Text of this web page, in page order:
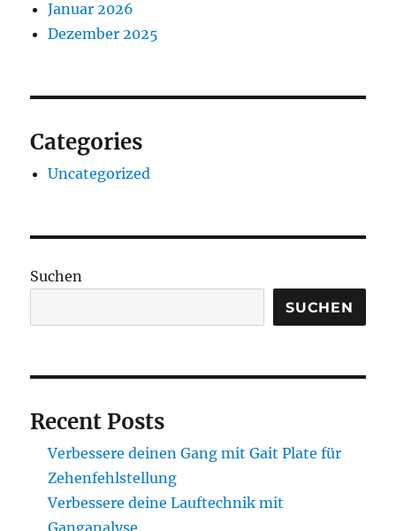
Januar 2026
Dezember 2025
Categories
Uncategorized
Suchen
SUCHEN
Recent Posts
Verbessere deinen Gang mit Gait Plate für
Zehenfehlstellung
Verbessere deine Lauftechnik mit
Ganganalyse